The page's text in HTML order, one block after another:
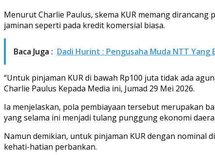
Menurut Charlie Paulus, skema KUR memang
jaminan seperti pada kredit komersial biasa.
Baca Juga : Dadi Hurint : Pengusaha Muda NTT Yang
“Untuk pinjaman KUR di bawah Rp100 juta tidak ada
Charlie Paulus Kepada Media ini, Jumad 29 Mei 2026.
Ia menjelaskan, pola pembiayaan tersebut merupakan
yang selama ini menjadi tulang punggung ekonomi
Namun demikian, untuk pinjaman KUR dengan nominal
kehati-hatian perbankan.